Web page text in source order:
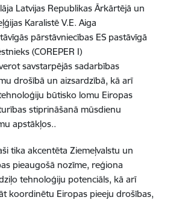
Latvijas Republikas Ārkārtējā un
Karalistē V.E. Aiga
pārstāvniecības ES pastāvīgā
(COREPER I)
savstarpējās sadarbības
drošībā un aizsardzībā, kā arī
būtisko lomu Eiropas
stiprināšanā mūsdienu
apstākļos..
tika akcentēta Ziemeļvalstu un
pieaugošā nozīme, reģiona
tehnoloģiju potenciāls, kā arī
koordinētu Eiropas pieeju drošības,